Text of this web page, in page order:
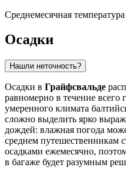
Среднемесячная температура
Осадки
Нашли неточность?
Осадки в Грайфсвальде
равномерно в течение всего
умеренного климата
сложно выделить ярко
дождей: влажная погода
среднем путешественникам
осадками ежемесячно,
в багаже будет разумным